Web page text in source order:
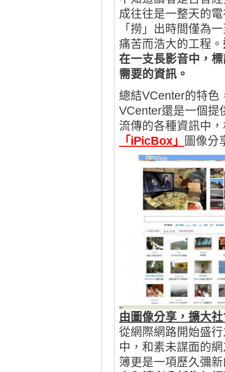
成往往是一整天的
「撈」出時間僅為
痛苦而浩大的工程。
在一支長影音中，
需要的資訊。
總結VCenter的特色
VCenter還是一個提
流傳的各種資訊中
「iPicBox」
圖像分
由圖像分享，擴大
從網際網路開始盛
中，和素未謀面的
簿更是一項歷久彌